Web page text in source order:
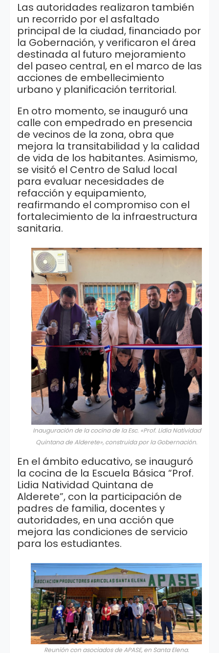
Las autoridades realizaron también
un recorrido por el asfaltado
principal de la ciudad, financiado por
la Gobernación, y verificaron el área
destinada al futuro mejoramiento
del paseo central, en el marco de las
acciones de embellecimiento
urbano y planificación territorial.
En otro momento, se inauguró una
calle con empedrado en presencia
de vecinos de la zona, obra que
mejora la transitabilidad y la calidad
de vida de los habitantes. Asimismo,
se visitó el Centro de Salud local
para evaluar necesidades de
refacción y equipamiento,
reafirmando el compromiso con el
fortalecimiento de la infraestructura
sanitaria.
Inauguración de la cocina de la Esc. «Prof. Lidia Natividad
Quintana de Alderete», construida por la Gobernación.
En el ámbito educativo, se inauguró
la cocina de la Escuela Básica “Prof.
Lidia Natividad Quintana de
Alderete”, con la participación de
padres de familia, docentes y
autoridades, en una acción que
mejora las condiciones de servicio
para los estudiantes.
Reunión con asociados de APASE, en Santa Elena.